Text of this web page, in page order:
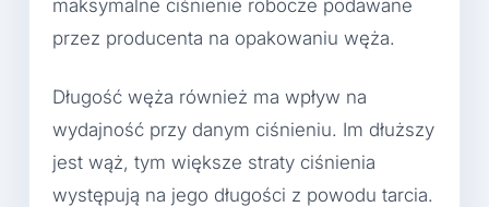
maksymalne ciśnienie robocze podawane
przez producenta na opakowaniu węża.
Długość węża również ma wpływ na
wydajność przy danym ciśnieniu. Im dłuższy
jest wąż, tym większe straty ciśnienia
występują na jego długości z powodu tarcia.